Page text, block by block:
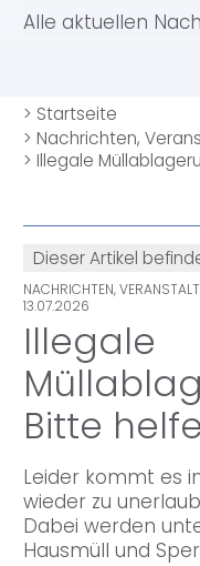
Alle aktuellen
> Startseite
> Nachrichten,
> Illegale
Dieser Artikel
NACHRICHTEN,
13.07.2026
Illegale
Bitte
Leider kommt es
wieder zu
Dabei werden
Hausmüll und